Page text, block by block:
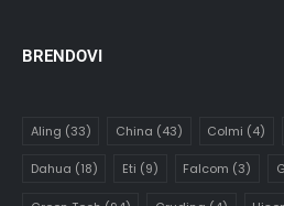
BRENDOVI
Aling (33) China (43) Colmi (4)
Dahua (18) Eti (9) Falcom (3)